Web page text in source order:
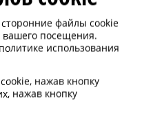
сыпучие
которые склонны
или
и / или
криогенного
файлы cookie
вашего посещения.
использования
нажав кнопку
нажав кнопку